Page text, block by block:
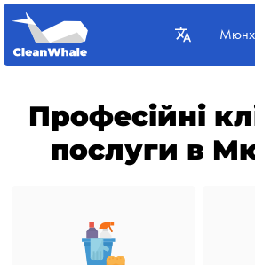
Професійні
послуги в